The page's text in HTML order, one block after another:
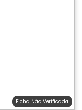
Ficha Não Verificada